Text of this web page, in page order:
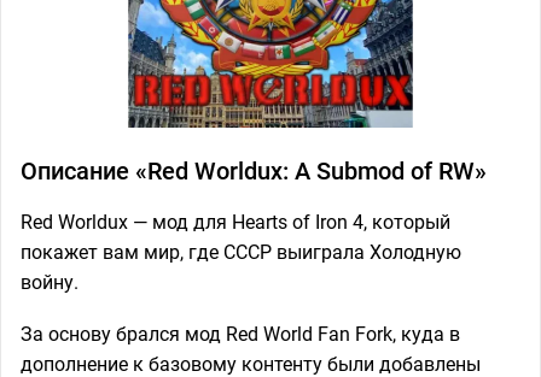
Описание «Red Worldux: A Submod of RW»
Red Worldux — мод для Hearts of Iron 4, который
покажет вам мир, где СССР выиграла Холодную
войну.
За основу брался мод Red World Fan Fork, куда в
дополнение к базовому контенту были добавлены